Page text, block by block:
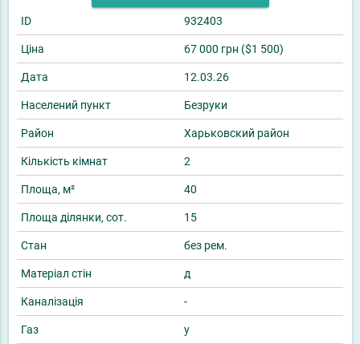
ID 932403
Ціна 67 000 грн ($1 500)
Дата 12.03.26
Населений пункт Безруки
Район Харьковский район
Кількість кімнат 2
Площа, м² 40
Площа ділянки, сот. 15
Стан без рем.
Матеріал стін д
Каналізація -
Газ у